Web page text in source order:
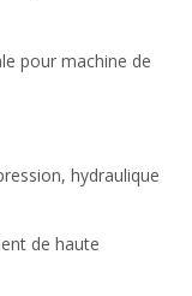
pour machine de
hydraulique
de haute